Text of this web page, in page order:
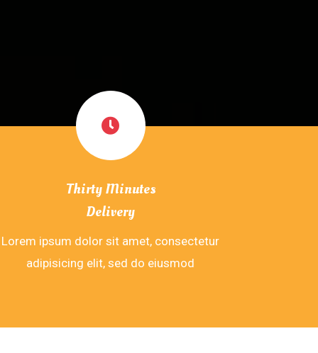
Thirty Minutes
Delivery
Lorem ipsum dolor sit amet, consectetur
adipisicing elit, sed do eiusmod